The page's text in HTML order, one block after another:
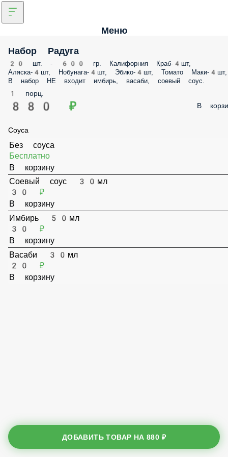
Меню
Набор Радуга
20 шт. - 600 гр. Калифорния Краб-4шт,
Аляска-4шт, Нобунага-4шт, Эбико-4шт, Томато Маки-4шт,
В набор НЕ входит имбирь, васаби, соевый соус.
1 порц.
880 ₽ В
Соуса
Без соуса
Бесплатно
В корзину
Соевый соус 30мл
30 ₽
В корзину
Имбирь 50мл
30 ₽
В корзину
Васаби 30мл
ДОБАВИТЬ ТОВАР НА880 ₽